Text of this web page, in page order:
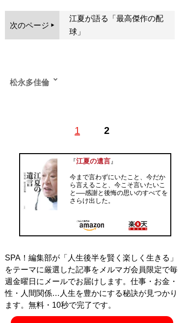
次のページ
江夏が語る「最高傑作の配
球」
1 2
松永多佳倫
経て沖縄移住後、ノンフィクション作家に。プロ野球界
ある。著書に『怪物 江川卓伝』（集英社）、『92歳、
広岡達朗の正体』、『
確執と信念 スジを通した男た
』(ともに扶桑社)、『第二の人生で勝ち組になる 前職:
プロ野球選手』(KADOKAWA)、『まかちょーけ 興南
甲子園優勝春夏連覇のその後 』、『
―僕たちは文武両道で東大を目指す―
沖縄を変えた男 栽弘義 ―高校野球に捧げた生
』、『偏差値70からの甲子園 ―僕たちは野球も学業
江夏豊ラストメッセージ』、『最後の黄金世代 遠藤保
仁』、『史上最速の甲子園 創志学園野球部の奇跡』『沖
縄のおさんぽ 』(ともにKADOKAWA)、『 マウンドに散っ
た天才投手』(講談社+α文庫)、『永遠の一球 ―甲子園優
勝投手のその後―』(河出書房新社)などがある。5月15
『江夏の遺言』
今まで言わずにいたこと、今だか
ら言えること、今こそ言いたいこ
と──感謝と後悔の思いのすべてを
さらけ出した。
SPA！編集部が「人生後半を賢く楽しく生きる」
をテーマに厳選した記事をメルマガ会員限定で毎
週金曜日にメールでお届けします。仕事・お金・
性・人間関係…人生を豊かにする秘訣が見つかり
ます。無料・10秒で完了です。